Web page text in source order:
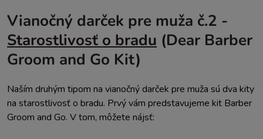
Vianočný darček pre muža č.2 -
Starostlivosť o bradu (Dear Barber
Groom and Go Kit)
Naším druhým tipom na vianočný darček pre muža sú dva kity
na starostlivosť o bradu. Prvý vám predstavujeme kit Barber
Groom and Go. V tom, môžete nájsť: